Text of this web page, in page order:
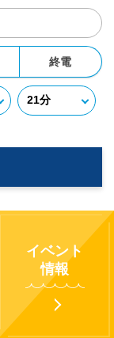
終電
イベント
情報